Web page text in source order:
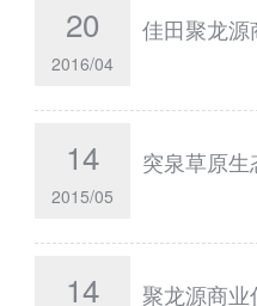
20
2016/04
佳田聚龙
14
2015/05
突泉草原
14 聚龙源商